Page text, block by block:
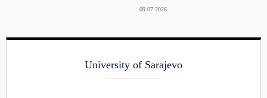
09.07.2026.
University of Sarajevo